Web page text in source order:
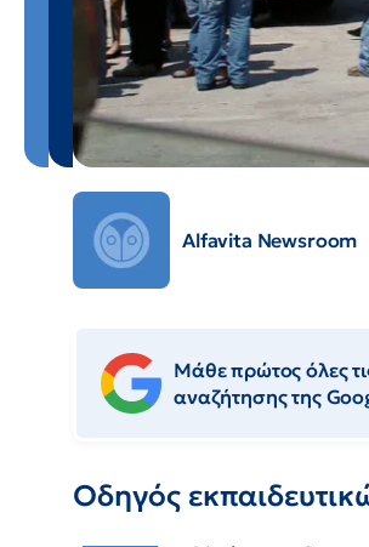
Alfavita Newsroom
Μάθε πρώτος όλες
αναζήτησης της
Οδηγός